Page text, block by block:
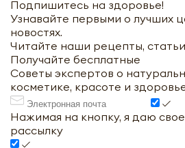
Подпишитесь на здоровье!
Узнавайте первыми о лучших
новостях.
Читайте наши рецепты,
Получайте бесплатные
Советы экспертов о
косметике, красоте и
Нажимая на кнопку, я даю
рассылку